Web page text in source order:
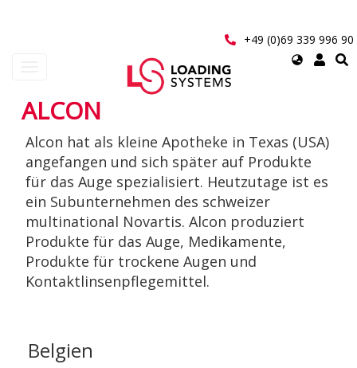
+49 (0)69 339 996 90
Select
User
account
menu
aktivieren/deaktivieren
ALCON
Alcon hat als kleine Apotheke in Texas (USA)
angefangen und sich später auf Produkte
für das Auge spezialisiert. Heutzutage ist es
ein Subunternehmen des schweizer
multinational Novartis. Alcon produziert
Produkte für das Auge, Medikamente,
Produkte für trockene Augen und
Kontaktlinsenpflegemittel.
Belgien